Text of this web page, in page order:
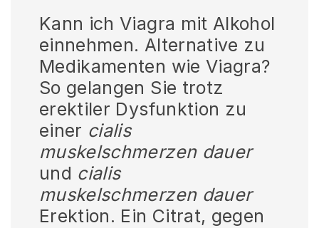
Kann ich Viagra mit Alkohol
einnehmen. Alternative zu
Medikamenten wie Viagra?
So gelangen Sie trotz
erektiler Dysfunktion zu
einer cialis
muskelschmerzen dauer
und cialis
muskelschmerzen dauer
Erektion. Ein Citrat, gegen